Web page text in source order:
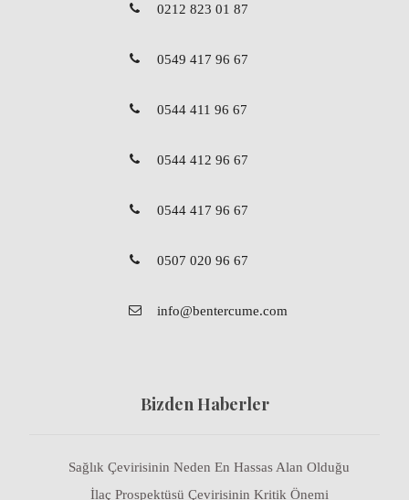
0212 823 01 87
0549 417 96 67
0544 411 96 67
0544 412 96 67
0544 417 96 67
0507 020 96 67
info@bentercume.com
Bizden Haberler
Sağlık Çevirisinin Neden En Hassas Alan Olduğu
İlaç Prospektüsü Çevirisinin Kritik Önemi